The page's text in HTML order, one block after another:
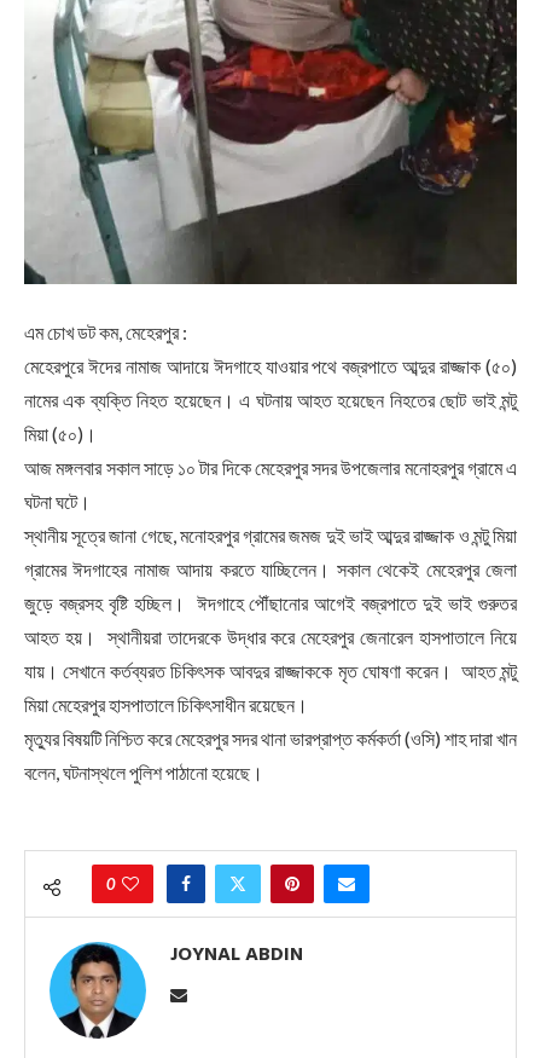
এম চোখ ডট কম, মেহেরপুর :
মেহেরপুরে ঈদের নামাজ আদায়ে ঈদগাহে যাওয়ার পথে বজ্রপাতে আব্দুর রাজ্জাক (৫০)
নামের এক ব্যক্তি নিহত হয়েছেন। এ ঘটনায় আহত হয়েছেন নিহতের ছোট ভাই মন্টু
মিয়া (৫০)।
আজ মঙ্গলবার সকাল সাড়ে ১০ টার দিকে মেহেরপুর সদর উপজেলার মনোহরপুর গ্রামে এ
ঘটনা ঘটে।
স্থানীয় সূত্রে জানা গেছে, মনোহরপুর গ্রামের জমজ দুই ভাই আব্দুর রাজ্জাক ও মন্টু মিয়া
গ্রামের ঈদগাহের নামাজ আদায় করতে যাচ্ছিলেন। সকাল থেকেই মেহেরপুর জেলা
জুড়ে বজ্রসহ বৃষ্টি হচ্ছিল। ‌ ঈদগাহে পৌঁছানোর আগেই বজ্রপাতে দুই ভাই গুরুতর
আহত হয়। ‌ স্থানীয়রা তাদেরকে উদ্ধার করে মেহেরপুর জেনারেল হাসপাতালে নিয়ে
যায়। সেখানে কর্তব্যরত চিকিৎসক আবদুর রাজ্জাককে মৃত ঘোষণা করেন। ‌ আহত মন্টু
মিয়া মেহেরপুর হাসপাতালে চিকিৎসাধীন রয়েছেন। ‌
মৃত্যুর বিষয়টি নিশ্চিত করে মেহেরপুর সদর থানা ভারপ্রাপ্ত কর্মকর্তা (ওসি) শাহ দারা খান
বলেন, ঘটনাস্থলে পুলিশ পাঠানো হয়েছে।
0
JOYNAL ABDIN